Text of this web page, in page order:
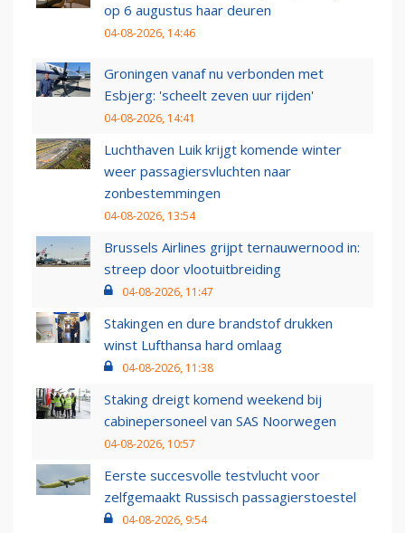
op 6 augustus haar deuren
04-08-2026, 14:46
Groningen vanaf nu verbonden met
Esbjerg: 'scheelt zeven uur rijden'
04-08-2026, 14:41
Luchthaven Luik krijgt komende winter
weer passagiersvluchten naar
zonbestemmingen
04-08-2026, 13:54
Brussels Airlines grijpt ternauwernood in:
streep door vlootuitbreiding
04-08-2026, 11:47
Stakingen en dure brandstof drukken
winst Lufthansa hard omlaag
04-08-2026, 11:38
Staking dreigt komend weekend bij
cabinepersoneel van SAS Noorwegen
04-08-2026, 10:57
Eerste succesvolle testvlucht voor
zelfgemaakt Russisch passagierstoestel
04-08-2026, 9:54